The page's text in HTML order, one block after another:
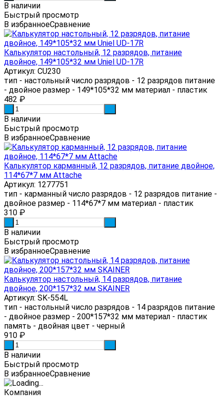
В наличии
Быстрый просмотр
В избранноеСравнение
Калькулятор настольный, 12 разрядов, питание
двойное, 149*105*32 мм Uniel UD-17R
Артикул: CU230
тип - настольный число разрядов - 12 разрядов питание
- двойное размер - 149*105*32 мм материал - пластик
482 ₽
В наличии
Быстрый просмотр
В избранноеСравнение
Калькулятор карманный, 12 разрядов, питание двойное,
114*67*7 мм Attache
Артикул: 1277751
тип - карманный число разрядов - 12 разрядов питание -
двойное размер - 114*67*7 мм материал - пластик
310 ₽
В наличии
Быстрый просмотр
В избранноеСравнение
Калькулятор настольный, 14 разрядов, питание
двойное, 200*157*32 мм SKAINER
Артикул: SK-554L
тип - настольный число разрядов - 14 разрядов питание
- двойное размер - 200*157*32 мм материал - пластик
память - двойная цвет - черный
910 ₽
В наличии
Быстрый просмотр
В избранноеСравнение
Компания